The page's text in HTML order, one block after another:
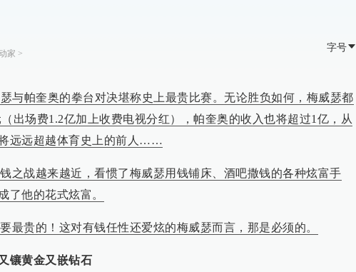
家 >
字号
与帕奎奥的拳台对决堪称史上最贵比赛。无论胜负如何，梅威瑟都
出场费1.2亿加上收费电视分红），帕奎奥的收入也将超过1亿，从
远远超越体育史上的前人……
之战越来越近，看惯了梅威瑟用钱铺床、酒吧撒钱的各种炫富手
了他的花式炫富。
最贵的！这对有钱任性还爱炫的梅威瑟而言，那是必须的。
镶黄金又嵌钻石